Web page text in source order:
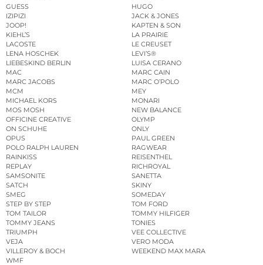
GUESS
HUGO
IZIPIZI
JACK & JONES
JOOP!
KAPTEN & SON
KIEHL’S
LA PRAIRIE
LACOSTE
LE CREUSET
LENA HOSCHEK
LEVI’S®
LIEBESKIND BERLIN
LUISA CERANO
MAC
MARC CAIN
MARC JACOBS
MARC O’POLO
MCM
MEY
MICHAEL KORS
MONARI
MOS MOSH
NEW BALANCE
OFFICINE CREATIVE
OLYMP
ON SCHUHE
ONLY
OPUS
PAUL GREEN
POLO RALPH LAUREN
RAGWEAR
RAINKISS
REISENTHEL
REPLAY
RICHROYAL
SAMSONITE
SANETTA
SATCH
SKINY
SMEG
SOMEDAY
STEP BY STEP
TOM FORD
TOM TAILOR
TOMMY HILFIGER
TOMMY JEANS
TONIES
TRIUMPH
VEE COLLECTIVE
VEJA
VERO MODA
VILLEROY & BOCH
WEEKEND MAX MARA
WMF